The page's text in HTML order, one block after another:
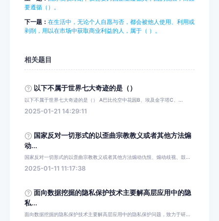
要遵循（）。
下一题： 在生活中，无论个人自愿与否，都会被他人使用、利用或
剥削，用以在市场中获取商业利益的人，属于（ ）。
相关题目
以下不属于世界七大奇迹的是（）
以下不属于世界七大奇迹的是（） A巴比伦空中花园B、埃及金字塔C、...
2025-01-21 14:29:11
国家反对一切形式的以歪曲宗教教义或者其他方法煽
动...
国家反对一切形式的以歪曲宗教教义或者其他方法煽动仇恨、煽动歧视、鼓...
2025-01-11 11:17:38
面向数据挖掘的隐私保护技术主要解高层应用中的隐
私...
面向数据挖掘的隐私保护技术主要解高层应用中的隐私保护问题，致力于研...